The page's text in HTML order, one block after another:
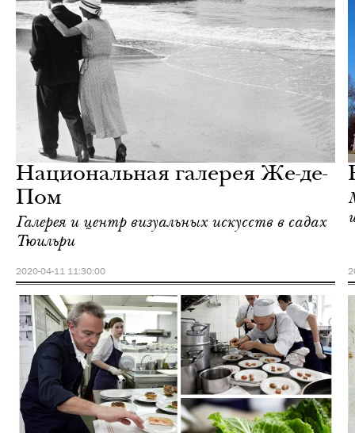
Национальная галерея Же-де-
Пом
Галерея и центр визуальных искусств в садах
Тюильри
2020-04-11 11:30:00